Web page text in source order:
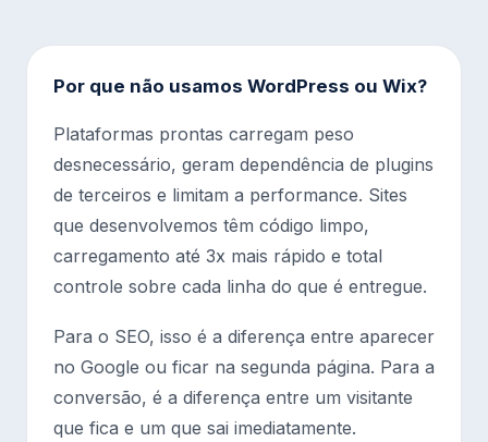
Por que não usamos WordPress ou Wix?
Plataformas prontas carregam peso
desnecessário, geram dependência de plugins
de terceiros e limitam a performance. Sites
que desenvolvemos têm código limpo,
carregamento até 3x mais rápido e total
controle sobre cada linha do que é entregue.
Para o SEO, isso é a diferença entre aparecer
no Google ou ficar na segunda página. Para a
conversão, é a diferença entre um visitante
que fica e um que sai imediatamente.